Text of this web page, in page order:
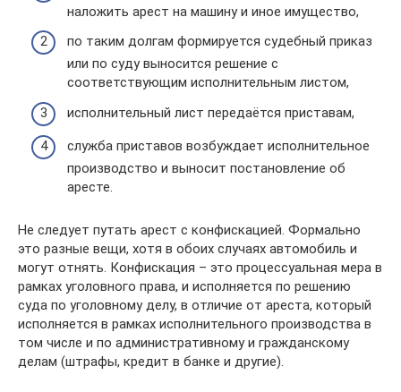
наложить арест на машину и иное имущество,
по таким долгам формируется судебный приказ
или по суду выносится решение с
соответствующим исполнительным листом,
исполнительный лист передаётся приставам,
служба приставов возбуждает исполнительное
производство и выносит постановление об
аресте.
Не следует путать арест с конфискацией. Формально
это разные вещи, хотя в обоих случаях автомобиль и
могут отнять. Конфискация – это процессуальная мера в
рамках уголовного права, и исполняется по решению
суда по уголовному делу, в отличие от ареста, который
исполняется в рамках исполнительного производства в
том числе и по административному и гражданскому
делам (штрафы, кредит в банке и другие).